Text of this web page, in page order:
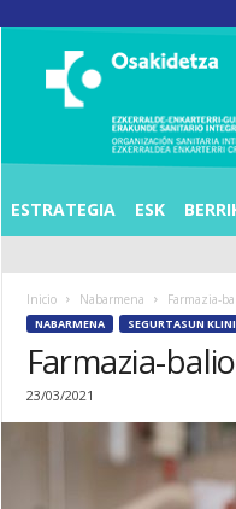
A
N
ESTRATEGIA ESK
Inicio Nabarmena Farmazia-
NABARMENA SEGURTASUN
Farmazia-
23/03/2021